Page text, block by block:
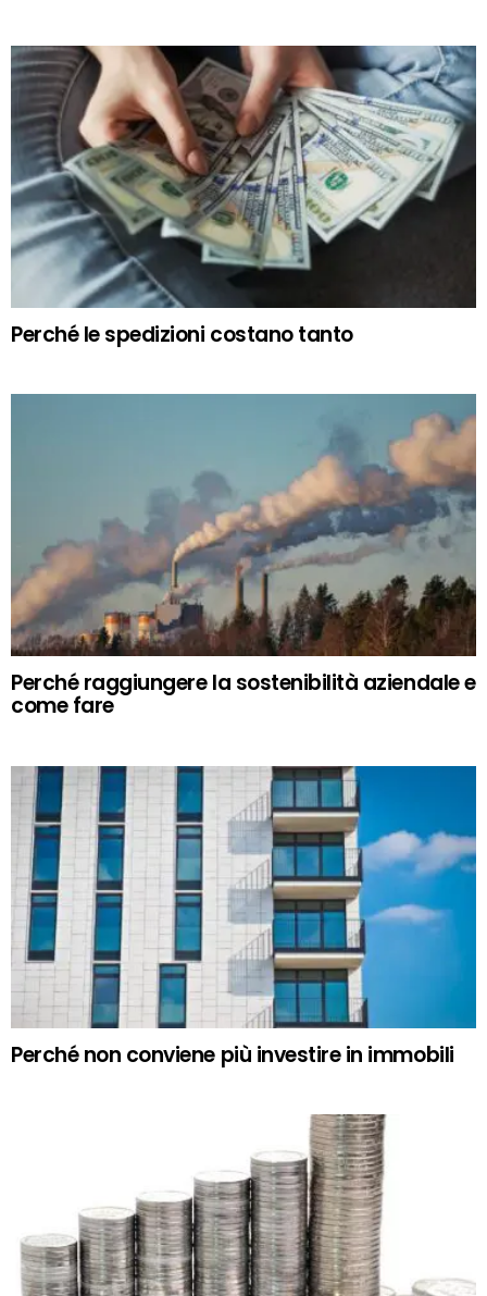
Perché le spedizioni costano tanto
Perché raggiungere la sostenibilità aziendale e
come fare
Perché non conviene più investire in immobili